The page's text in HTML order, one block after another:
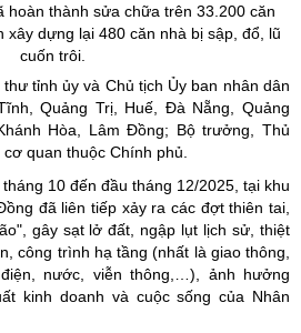
hoàn thành sửa chữa trên 33.200 căn
xây dựng lại 480 căn nhà bị sập, đổ, lũ
cuốn trôi.
tỉnh ủy và Chủ tịch Ủy ban nhân dân
Quảng Trị, Huế, Đà Nẵng, Quảng
Hòa, Lâm Đồng; Bộ trưởng, Thủ
quan thuộc Chính phủ.
10 đến đầu tháng 12/2025, tại khu
đã liên tiếp xảy ra các đợt thiên tai,
gây sạt lở đất, ngập lụt lịch sử, thiệt
công trình hạ tầng (nhất là giao thông,
nước, viễn thông,…), ảnh hưởng
kinh doanh và cuộc sống của Nhân